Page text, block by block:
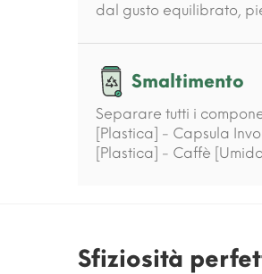
dal gusto equilibrato,
Smaltimento
Separare tutti i
[Plastica] - Capsula
[Plastica] - Caffè
Sfiziosità